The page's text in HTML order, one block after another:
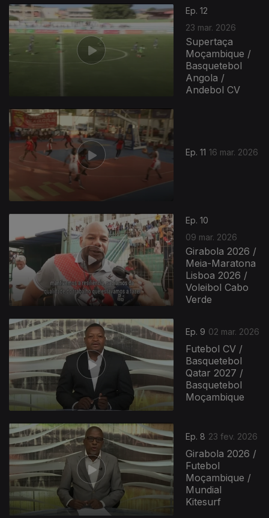
Ep. 12
23 mar. 2026
Supertaça
Moçambique /
Basquetebol
Angola /
Andebol CV
Ep. 11 16 mar. 2026
Ep. 10
09 mar. 2026
Girabola 2026 /
Meia-Maratona
Lisboa 2026 /
Voleibol Cabo
Verde
Ep. 9 02 mar. 2026
Futebol CV /
Basquetebol
Qatar 2027 /
Basquetebol
Moçambique
Ep. 8 23 fev. 2026
Girabola 2026 /
Futebol
Moçambique /
Mundial
Kitesurf
910815